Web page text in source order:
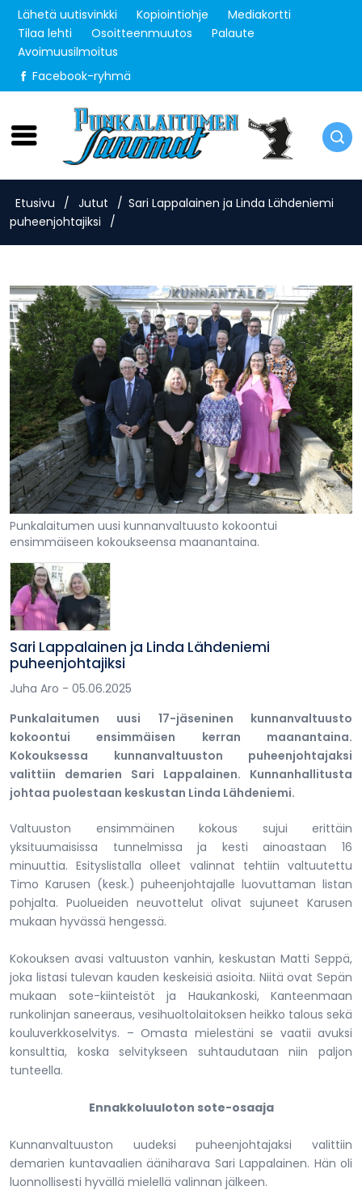
Lähetä uutisvinkki Kopiointiohje
Mediakortti
Tilaa lehti
Osoitteenmuutos
Palaute
Avoimuusilmoitus
Facebook-ryhmä
Lauantai 8.8.2026
Etusivu / Jutut / Sari Lappalainen ja Linda Lähdeniemi
puheenjohtajiksi
/
Punkalaitumen uusi kunnanvaltuusto kokoontui
ensimmäiseen kokoukseensa maanantaina.
Sari Lappalainen ja Linda Lähdeniemi
puheenjohtajiksi
Juha Aro - 05.06.2025
Punkalaitumen uusi 17-jäseninen kunnanvaltuusto
kokoontui ensimmäisen kerran maanantaina.
Kokouksessa kunnanvaltuuston puheenjohtajaksi
valittiin demarien Sari Lappalainen. Kunnanhallitusta
johtaa puolestaan keskustan Linda Lähdeniemi.
Valtuuston ensimmäinen kokous sujui erittäin
yksituumaisissa tunnelmissa ja kesti ainoastaan 16
minuuttia. Esityslistalla olleet valinnat tehtiin valtuutettu
Timo Karusen (kesk.) puheenjohtajalle luovuttaman listan
pohjalta. Puolueiden neuvottelut olivat sujuneet Karusen
mukaan hyvässä hengessä.
Kokouksen avasi valtuuston vanhin, keskustan Matti Seppä,
joka listasi tulevan kauden keskeisiä asioita. Niitä ovat Sepän
mukaan sote-kiinteistöt ja Haukankoski, Kanteenmaan
runkolinjan saneeraus, vesihuoltolaitoksen heikko talous sekä
kouluverkkoselvitys. – Omasta mielestäni se vaatii avuksi
konsulttia, koska selvitykseen suhtaudutaan niin paljon
tunteella.
Ennakkoluuloton sote-osaaja
Kunnanvaltuuston uudeksi puheenjohtajaksi valittiin
demarien kuntavaalien ääniharava Sari Lappalainen. Hän oli
luonnollisesti hyvällä mielellä valinnan jälkeen.